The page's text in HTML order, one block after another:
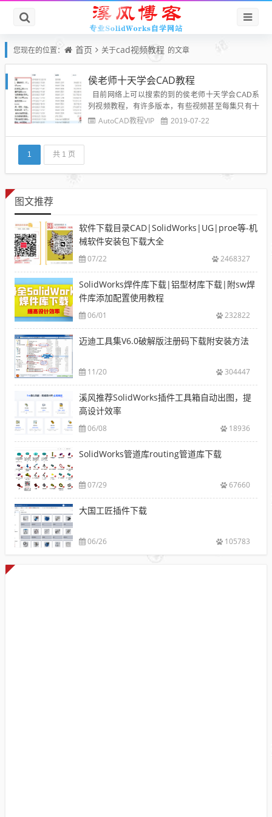
您现在的位置： 首页 关于cad视频教程 的文章
侯老师十天学会CAD教程
目前网络上可以搜索的到的侯老师十天学会CAD系
列视频教程，有许多版本，有些视频甚至每集只有十
来分钟，经过认真校队，本站提供的侯老师十天学会c
AutoCAD教程VIP 2019-07-22
1 共 1 页
图文推荐
软件下载目录CAD|SolidWorks|UG|proe等-机
械软件安装包下载大全
07/22 2468327
SolidWorks焊件库下载|铝型材库下载|附sw焊
件库添加配置使用教程
06/01 232822
迈迪工具集V6.0破解版注册码下载附安装方法
11/20 304447
溪风推荐SolidWorks插件工具箱自动出图，提
高设计效率
06/08 18936
SolidWorks管道库routing管道库下载
07/29 67660
大国工匠插件下载
06/26 105783